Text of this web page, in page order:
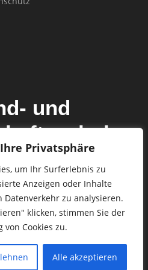
Privatsphäre
um Ihr Surferlebnis zu
Anzeigen oder Inhalte
zu analysieren.
klicken, stimmen Sie der
von Cookies zu.
Alle akzeptieren
und
mit den
Horstedt
Seeth
Seeth. WordPress mit dem
Theme